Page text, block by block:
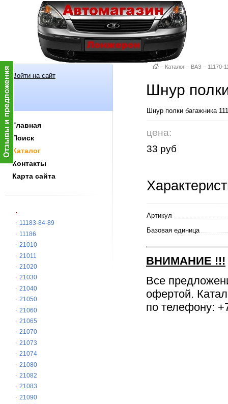
Войти на сайт
Главная
Поиск
Каталог
Контакты
Карта сайта
11183-84-89
11186
21010
21011
21020
21030
21040
21050
21060
21065
21070
21073
21074
21080
21082
21083
21090
– Каталог – ВАЗ – 11170-
Шнур
Шнур полки багажника
цена:
33 руб
Артикул
Базовая единица
ВНИМАНИЕ !!!
Все
офертой.
по телефону: